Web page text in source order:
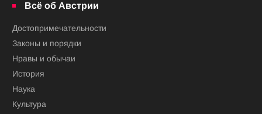
Всё об Австрии
Достопримечательности
Законы и порядки
Нравы и обычаи
История
Наука
Культура